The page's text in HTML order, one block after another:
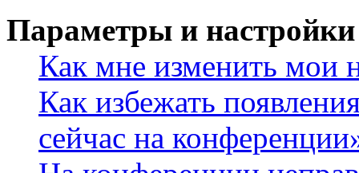
Параметры и настройки
Как мне изменить мои
Как избежать
сейчас на